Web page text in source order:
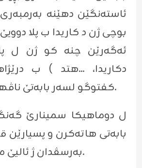
ئاستەنگێن دهێنە بەرمبەری
بوچی ژن د کاریدا ب پلا
ئەگەرێن چنە کو ژن ل
دکاریدا، ...هتد ) ب
کفتوگو لسەر بابەتێ ناڤهاتی هاتەکرن.
ل دوماھیکا سمینارێ
بابەتی ھاتەکرن و پسیارێن
بەرسڤدان ژ ئالیێ ماموستایێ ڤە.